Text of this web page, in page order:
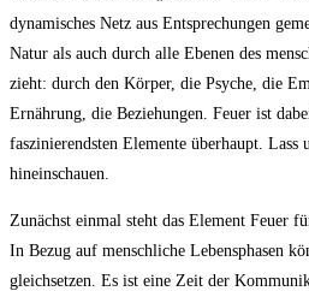
dynamisches Netz aus Entsprechungen
Natur als auch durch alle Ebenen des
zieht: durch den Körper, die Psyche, die
Ernährung, die Beziehungen. Feuer ist
faszinierendsten Elemente überhaupt. Lass
hineinschauen.
Zunächst einmal steht das Element Feuer
In Bezug auf menschliche Lebensphasen
gleichsetzen. Es ist eine Zeit der